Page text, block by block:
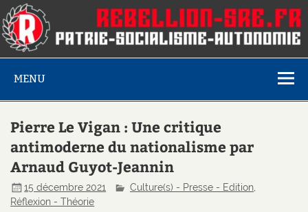
MENU
Pierre Le Vigan : Une critique
antimoderne du nationalisme par
Arnaud Guyot-Jeannin
15 décembre 2021 Culture(s) - Presse - Edition
Réflexion - Théorie